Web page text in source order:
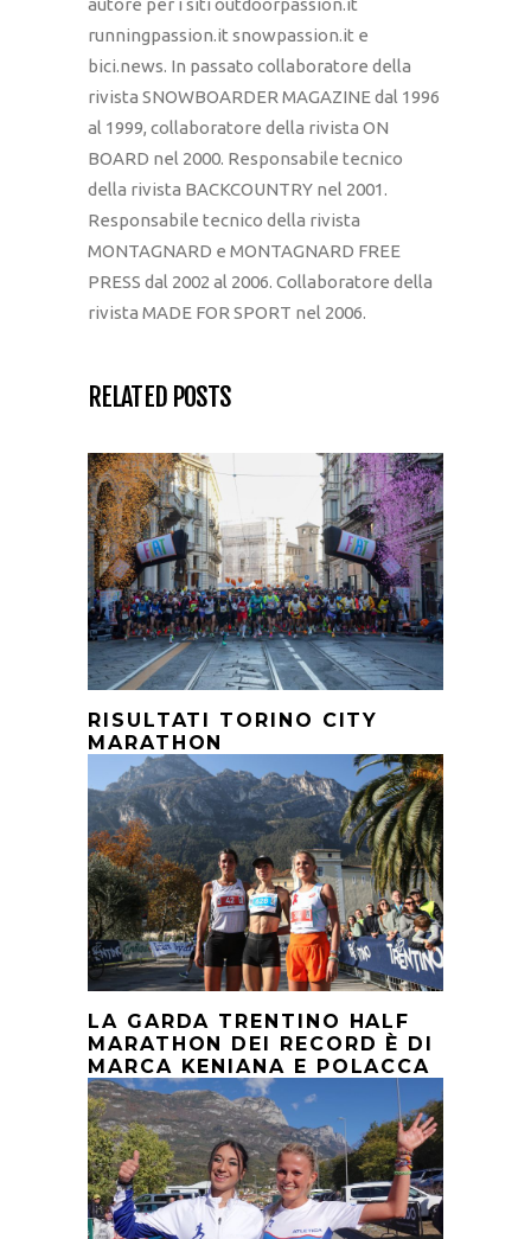
autore per i siti outdoorpassion.it
runningpassion.it snowpassion.it e
bici.news. In passato collaboratore della
rivista SNOWBOARDER MAGAZINE dal 1996
al 1999, collaboratore della rivista ON
BOARD nel 2000. Responsabile tecnico
della rivista BACKCOUNTRY nel 2001.
Responsabile tecnico della rivista
MONTAGNARD e MONTAGNARD FREE
PRESS dal 2002 al 2006. Collaboratore della
rivista MADE FOR SPORT nel 2006.
RELATED POSTS
RISULTATI TORINO CITY
MARATHON
LA GARDA TRENTINO HALF
MARATHON DEI RECORD È DI
MARCA KENIANA E POLACCA